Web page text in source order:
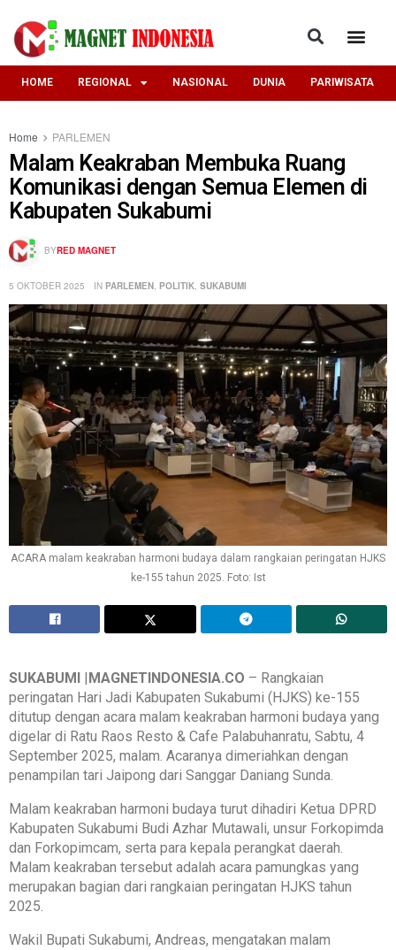
HOME REGIONAL NASIONAL DUNIA PARIWISATA
Home PARLEMEN
Malam Keakraban Membuka Ruang
Komunikasi dengan Semua Elemen di
Kabupaten Sukabumi
BYRED MAGNET
5 OKTOBER 2025 IN PARLEMEN POLITIK SUKABUMI
ACARA malam keakraban harmoni budaya dalam rangkaian peringatan HJKS
ke-155 tahun 2025. Foto: Ist
SUKABUMI MAGNETINDONESIA.CO – Rangkaian
peringatan Hari Jadi Kabupaten Sukabumi (HJKS) ke-155
ditutup dengan acara malam keakraban harmoni budaya yang
digelar di Ratu Raos Resto & Cafe Palabuhanratu, Sabtu, 4
September 2025, malam. Acaranya dimeriahkan dengan
penampilan tari Jaipong dari Sanggar Daniang Sunda.
Malam keakraban harmoni budaya turut dihadiri Ketua DPRD
Kabupaten Sukabumi Budi Azhar Mutawali, unsur Forkopimda
dan Forkopimcam, serta para kepala perangkat daerah.
Malam keakraban tersebut adalah acara pamungkas yang
merupakan bagian dari rangkaian peringatan HJKS tahun
2025.
Wakil Bupati Sukabumi, Andreas, mengatakan malam